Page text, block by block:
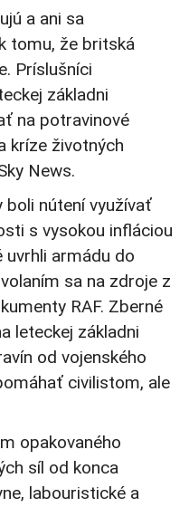
a ani sa
tomu, že britská
Príslušníci
základni
na potravinové
kríze životných
News.
boli nútení využívať
s vysokou infláciou
uvrhli armádu do
sa na zdroje z
RAF. Zberné
leteckej základni
od vojenského
civilistom, ale
opakovaného
síl od konca
labouristické a